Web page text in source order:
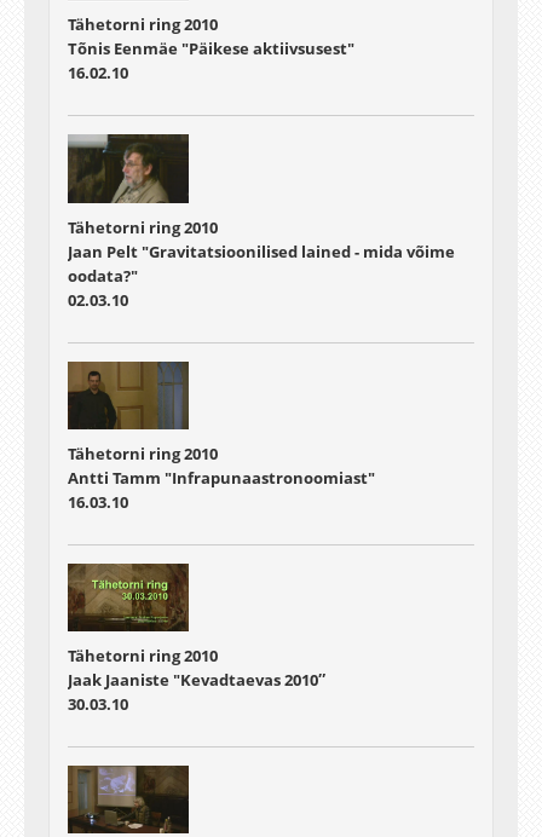
Tähetorni ring 2010
Tõnis Eenmäe "Päikese aktiivsusest"
16.02.10
Tähetorni ring 2010
Jaan Pelt "Gravitatsioonilised lained - mida võime
oodata?"
02.03.10
Tähetorni ring 2010
Antti Tamm "Infrapunaastronoomiast"
16.03.10
Tähetorni ring 2010
Jaak Jaaniste "Kevadtaevas 2010″
30.03.10